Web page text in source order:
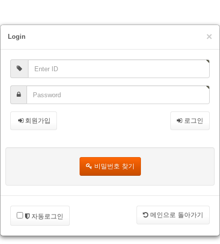
×
Login
로그인
회원가입
비밀번호 찾기
자동로그인 메인으로 돌아가기